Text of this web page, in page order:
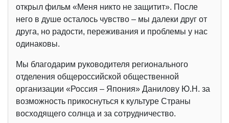
открыл фильм «Меня никто не защитит». После
него в душе осталось чувство – мы далеки друг от
друга, но радости, переживания и проблемы у нас
одинаковы.
Мы благодарим руководителя регионального
отделения общероссийской общественной
организации «Россия – Япония» Данилову Ю.Н. за
возможность прикоснуться к культуре Страны
восходящего солнца и за сотрудничество.